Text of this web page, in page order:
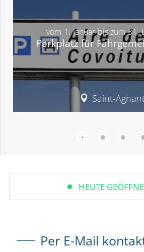
vom 1. Januar bis zum 31.
Parkplatz für
Saint-
HEUTE
Per E-Mail